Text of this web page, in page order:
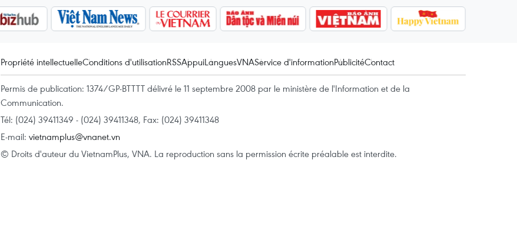
Propriété intellectuelleConditions d'utilisationRSSAppuiLanguesVNAService d'informationPublicitéContact
Permis de publication: 1374/GP-BTTTT délivré le 11 septembre 2008 par le ministère de l'Information et de la
Communication.
Tél: (024) 39411349 - (024) 39411348, Fax: (024) 39411348
E-mail: vietnamplus@vnanet.vn
© Droits d'auteur du VietnamPlus, VNA. La reproduction sans la permission écrite préalable est interdite.